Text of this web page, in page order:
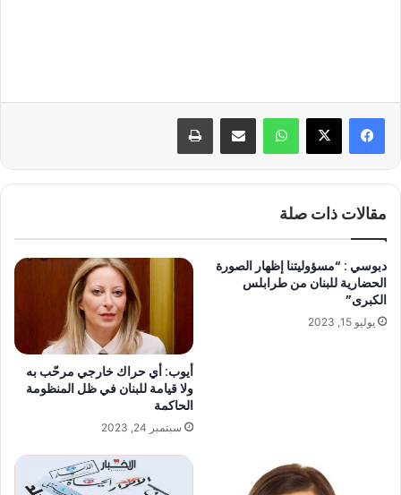
واتساب مشاركة عبر البريد طباعة
مقالات ذات صلة
دبوسي : “مسؤوليتنا إظهار الصورة
الحضارية للبنان من طرابلس
الكبرى”
يوليو 15, 2023
أيوب: أي حراك خارجي مرحّب به
ولا قيامة للبنان في ظل المنظومة
الحاكمة
سبتمبر 24, 2023